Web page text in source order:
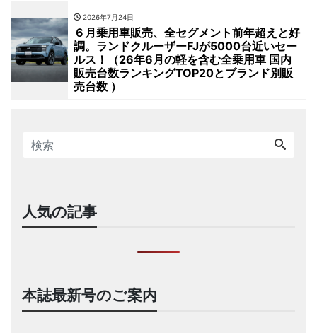
2026年7月24日
６月乗用車販売、全セグメント前年超えと好
調。ランドクルーザーFJが5000台近いセー
ルス！（26年6月の軽を含む全乗用車 国内
販売台数ランキングTOP20とブランド別販
売台数 ）
人気の記事
本誌最新号のご案内